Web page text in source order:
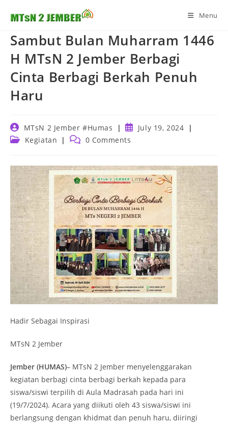
Menu
Sambut Bulan Muharram 1446
H MTsN 2 Jember Berbagi
Cinta Berbagi Berkah Penuh
Haru
Post
author:
MTsN 2 Jember #Humas
Post
published:
July 19, 2024
Post Kegiatan
Post 0 Comments
Hadir Sebagai Inspirasi
MTsN 2 Jember
Jember (HUMAS)– MTsN 2 Jember menyelenggarakan
kegiatan berbagi cinta berbagi berkah kepada para
siswa/siswi terpilih di Aula Madrasah pada hari ini
(19/7/2024). Acara yang diikuti oleh 43 siswa/siswi ini
berlangsung dengan khidmat dan penuh haru, diiringi